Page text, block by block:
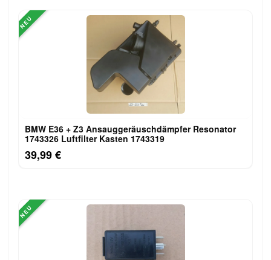
NEU
BMW E36 + Z3 Ansauggeräuschdämpfer Resonator
1743326 Luftfilter Kasten 1743319
39,99 €
NEU